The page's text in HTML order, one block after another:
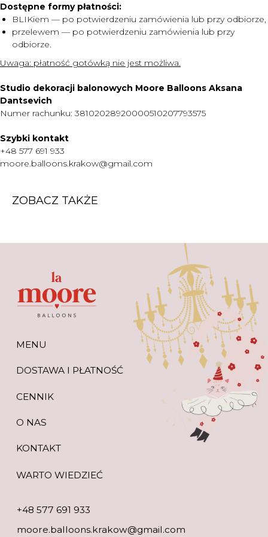
Dostępne formy płatności:
BLIKiem — po potwierdzeniu zamówienia lub przy odbiorze,
przelewem — po potwierdzeniu zamówienia lub przy
odbiorze.
Uwaga: płatność gotówką nie jest możliwa.
Studio dekoracji balonowych Moore Balloons Aksana
Dantsevich
Numer rachunku: 38102028920000510207793575
Szybki kontakt
+48 577 691 933
moore.balloons.krakow@gmail.com
ZOBACZ TAKŻE
+48 577 691 933
moore.balloons.krakow@gmail.com
KONTAKT
DOSTAWA I PŁATNOŚĆ
WARTO WIEDZIEĆ
POLITYKA PRYWATNOŚCI
MENU